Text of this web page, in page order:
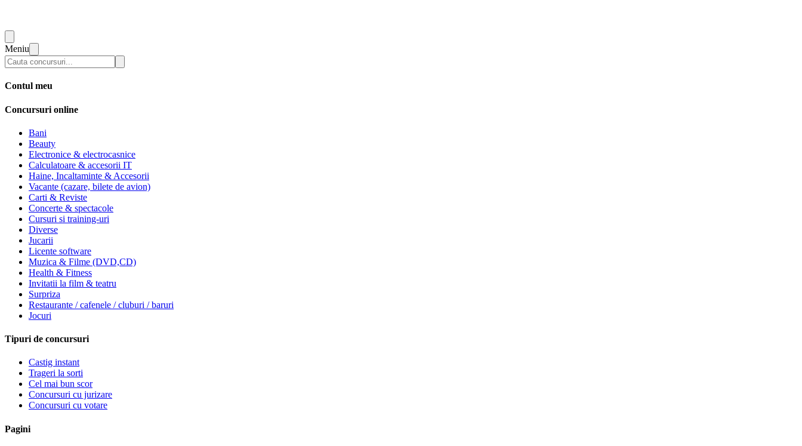
Meniu
Contul meu
Concursuri online
Bani
Beauty
Electronice & electrocasnice
Calculatoare & accesorii IT
Haine, Incaltaminte & Accesorii
Vacante (cazare, bilete de avion)
Carti & Reviste
Concerte & spectacole
Cursuri si training-uri
Diverse
Jucarii
Licente software
Muzica & Filme (DVD,CD)
Health & Fitness
Invitatii la film & teatru
Surpriza
Restaurante / cafenele / cluburi / baruri
Jocuri
Tipuri de concursuri
Castig instant
Trageri la sorti
Cel mai bun scor
Concursuri cu jurizare
Concursuri cu votare
Pagini